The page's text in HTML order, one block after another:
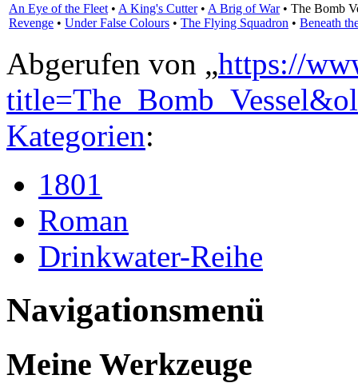
An Eye of the Fleet • A King's Cutter• A Brig of War• The Bomb
Revenge • Under False Colours • The Flying Squadron • Beneath
Abgerufen von „https://
Kategorien:
1801
Roman
Drinkwater-Reihe
Navigationsmenü
Meine Werkzeuge